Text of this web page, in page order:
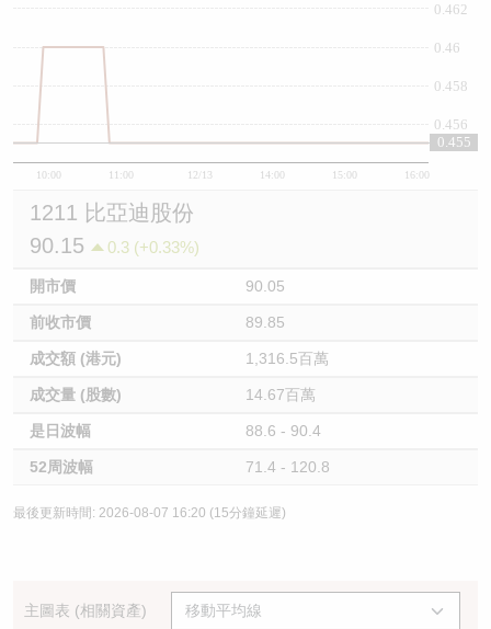
10:00 11:00 12/13 14:00 15:00 16:00
0.456
0.458
0.46
0.462
0.455
1211 比亞迪股份
90.15
0.3 (+0.33%)
開市價 90.05
前收市價 89.85
成交額 (港元) 1,316.5百萬
成交量 (股數) 14.67百萬
是日波幅 88.6 - 90.4
52周波幅 71.4 - 120.8
最後更新時間: 2026-08-07 16:20 (15分鐘延遲)
主圖表 (相關資產)